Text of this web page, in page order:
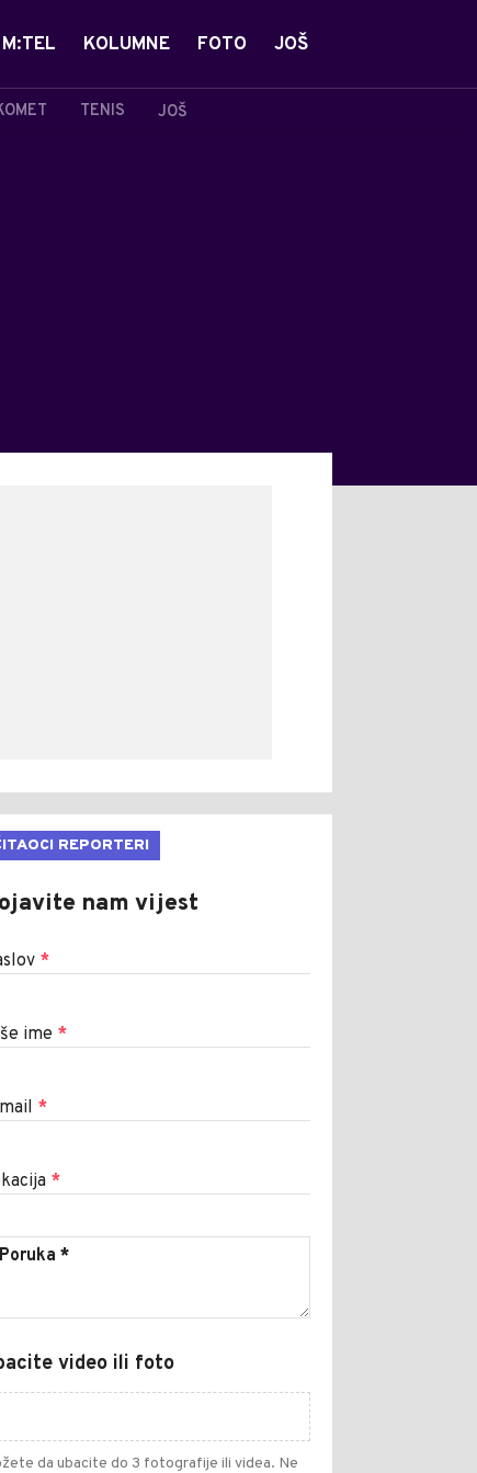
TENIS JOŠ
M:TEL KOLUMNE FOTO JOŠ
REPORTERI
nam vijest
*
ime *
*
*
video ili foto
da ubacite do 3 fotografije ili videa. Ne